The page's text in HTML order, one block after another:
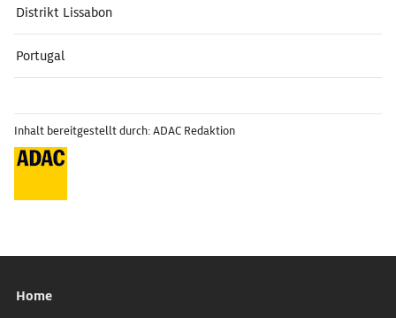
Distrikt Lissabon
Portugal
Inhalt bereitgestellt durch: ADAC Redaktion
Home